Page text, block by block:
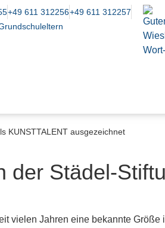
+49 611 312256+49 611 312257
KUNSTTALENT ausgezeichnet
der Städel-
vielen Jahren eine bekannte Größe